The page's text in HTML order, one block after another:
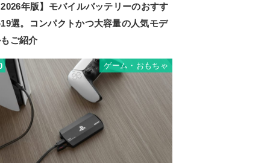
年版】モバイルバッテリーのおすす
選。コンパクトかつ大容量の人気モデ
ご紹介
ゲーム・おもちゃ